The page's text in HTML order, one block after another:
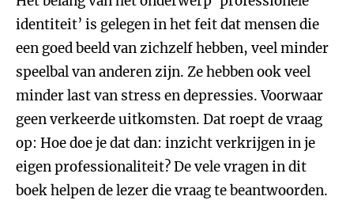
identiteit’ is gelegen in het feit dat mensen die
een goed beeld van zichzelf hebben, veel minder
speelbal van anderen zijn. Ze hebben ook veel
minder last van stress en depressies. Voorwaar
geen verkeerde uitkomsten. Dat roept de vraag
op: Hoe doe je dat dan: inzicht verkrijgen in je
eigen professionaliteit? De vele vragen in dit
boek helpen de lezer die vraag te beantwoorden.